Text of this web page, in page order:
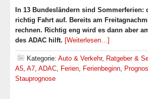
In 13 Bundesländern sind Sommerferien:
richtig Fahrt auf. Bereits am
rechnen. Richtig eng wird es dann aber
des ADAC hilft. [Weiterlesen…]
Kategorie: Auto & Verkehr, Ratgeber &
A5, A7, ADAC, Ferien, Ferienbeginn,
Stauprognose